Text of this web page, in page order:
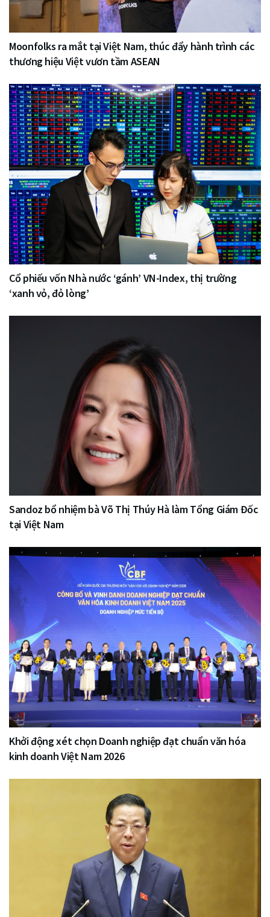
Moonfolks ra mắt tại Việt Nam, thúc đẩy hành trình các
thương hiệu Việt vươn tầm ASEAN
Cổ phiếu vốn Nhà nước ‘gánh’ VN-Index, thị trường
‘xanh vỏ, đỏ lòng’
Sandoz bổ nhiệm bà Võ Thị Thúy Hà làm Tổng Giám Đốc
tại Việt Nam
Khởi động xét chọn Doanh nghiệp đạt chuẩn văn hóa
kinh doanh Việt Nam 2026